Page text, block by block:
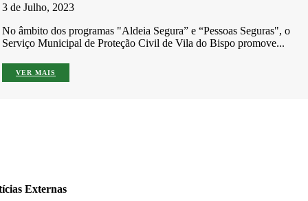
3 de Julho, 2023
No âmbito dos programas "Aldeia Segura” e “Pessoas Seguras", o
Serviço Municipal de Proteção Civil de Vila do Bispo promove...
VER MAIS
Externas